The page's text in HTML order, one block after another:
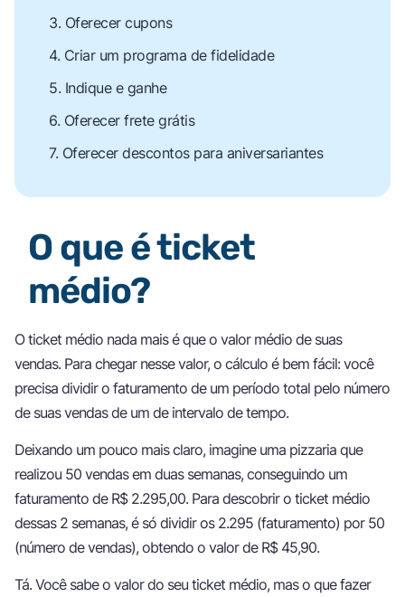
3. Oferecer cupons
4. Criar um programa de fidelidade
5. Indique e ganhe
6. Oferecer frete grátis
7. Oferecer descontos para aniversariantes
O que é ticket
médio?
O ticket médio nada mais é que o valor médio de suas
vendas. Para chegar nesse valor, o cálculo é bem fácil: você
precisa dividir o faturamento de um período total pelo número
de suas vendas de um de intervalo de tempo.
Deixando um pouco mais claro, imagine uma pizzaria que
realizou 50 vendas em duas semanas, conseguindo um
faturamento de R$ 2.295,00. Para descobrir o ticket médio
dessas 2 semanas, é só dividir os 2.295 (faturamento) por 50
(número de vendas), obtendo o valor de R$ 45,90.
Tá. Você sabe o valor do seu ticket médio, mas o que fazer